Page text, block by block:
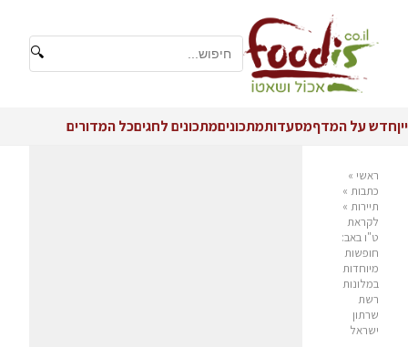
🔍
ייןחדש על המדףמסעדותמתכוניםמתכונים לחגיםכל המדורים
ראשי »
כתבות »
תיירות »
לקראת
ט"ו באב:
חופשות
מיוחדות
במלונות
רשת
שרתון
ישראל